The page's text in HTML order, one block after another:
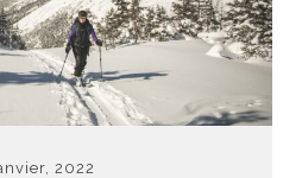
2022